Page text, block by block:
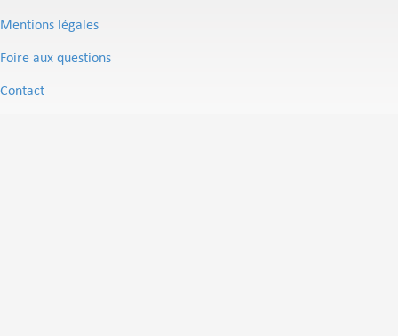
Mentions légales
Foire aux questions
Contact